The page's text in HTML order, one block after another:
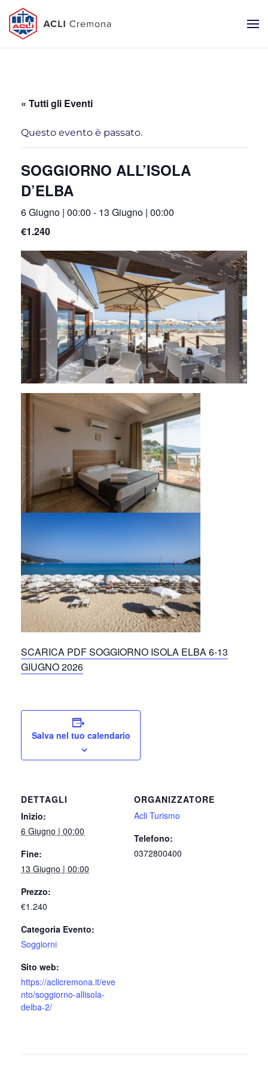
« Tutti gli Eventi
Questo evento è passato.
SOGGIORNO ALL’ISOLA
D’ELBA
6 Giugno | 00:00 - 13 Giugno | 00:00
€1.240
SCARICA PDF SOGGIORNO ISOLA ELBA 6-13
GIUGNO 2026
Salva nel tuo calendario
DETTAGLI
Inizio:
6 Giugno | 00:00
Fine:
13 Giugno | 00:00
Prezzo:
€1.240
Categoria Evento:
Soggiorni
Sito web:
https://aclicremona.it/eve
nto/soggiorno-allisola-
delba-2/
ORGANIZZATORE
Acli Turismo
Telefono:
0372800400